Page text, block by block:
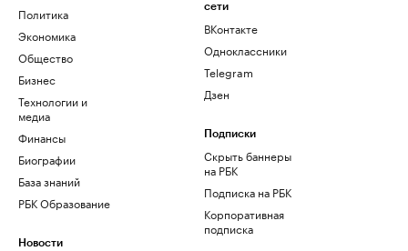
Политика
Экономика
Общество
Бизнес
Технологии и
медиа
Финансы
Биографии
База знаний
РБК Образование
Новости
сети
ВКонтакте
Одноклассники
Telegram
Дзен
Подписки
Скрыть баннеры
на РБК
Подписка на РБК
Корпоративная
подписка